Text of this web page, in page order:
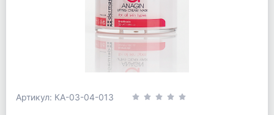
Артикул: КА-03-04-013